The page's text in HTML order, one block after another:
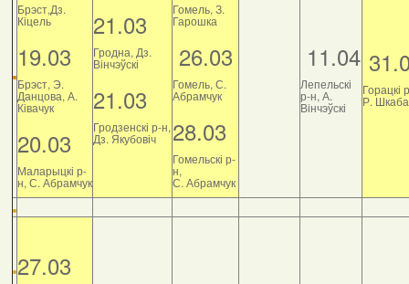
Брэст,Дз.
Кіцель
19.03
Брэст, Э.
Данцова, А.
Ківачук
20.03
Маларыцкі р-
н, С. Абрамчук
21.03
Гродна, Дз.
Вінчэўскі
21.03
Гродзенскі р-н,
Дз. Якубовіч
Гомель, З.
Гарошка
26.03
Гомель, С.
Абрамчук
28.03
Гомельскі р-
н,
С. Абрамчук
11.04
Лепельскі
р-н, А.
Вінчэўскі
Горацкі
Р.
27.03